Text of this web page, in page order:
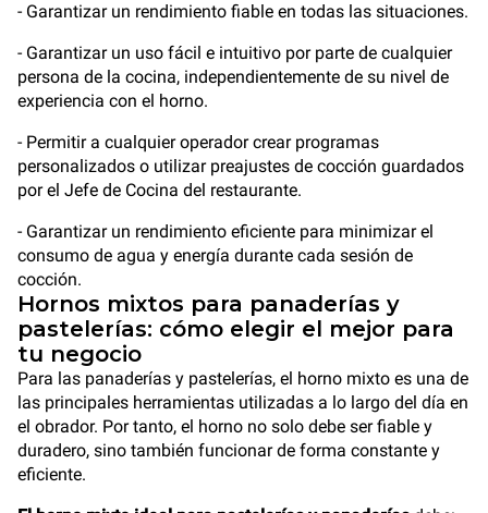
- Garantizar un rendimiento fiable en todas las situaciones.
- Garantizar un uso fácil e intuitivo por parte de cualquier
persona de la cocina, independientemente de su nivel de
experiencia con el horno.
- Permitir a cualquier operador crear programas
personalizados o utilizar preajustes de cocción guardados
por el Jefe de Cocina del restaurante.
- Garantizar un rendimiento eficiente para minimizar el
consumo de agua y energía durante cada sesión de
cocción.
Hornos mixtos para panaderías y
pastelerías: cómo elegir el mejor para
tu negocio
Para las panaderías y pastelerías, el horno mixto es una de
las principales herramientas utilizadas a lo largo del día en
el obrador. Por tanto, el horno no solo debe ser fiable y
duradero, sino también funcionar de forma constante y
eficiente.